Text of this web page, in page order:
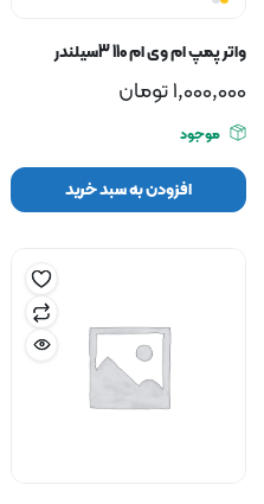
واتر پمپ ام وی ام 110 3سیلندر
1,000,000تومان
موجود
افزودن به سبد خرید